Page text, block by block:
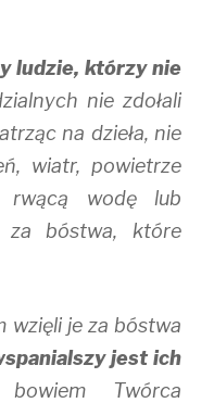
ludzie, którzy nie
nie zdołali
na dzieła, nie
wiatr, powietrze
rwącą wodę lub
za bóstwa, które
wzięli je za bóstwa
jest ich
Twórca